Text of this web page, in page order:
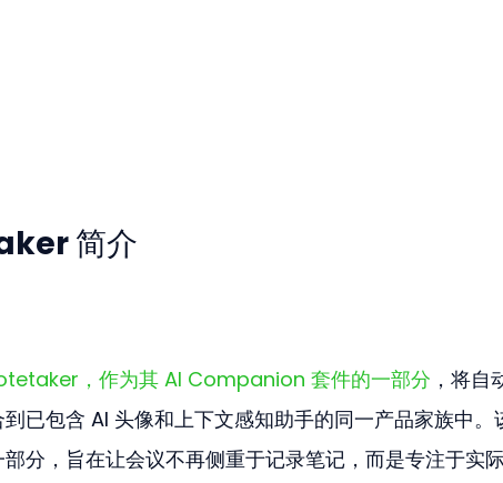
简介
，作为其 AI Companion 套件的一部分 ，将自
已包含 AI 头像和上下文感知助手的同一产品家族中。
分，旨在让会议不再侧重于记录笔记，而是专注于实